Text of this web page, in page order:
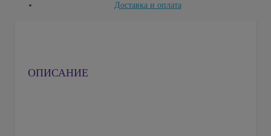
Доставка и оплата
ОПИСАНИЕ